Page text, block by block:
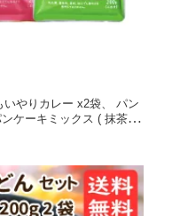
やりカレー x2袋、 パン
ケーキミックス ( 抹茶 )
ルー フレークタイプ 甘